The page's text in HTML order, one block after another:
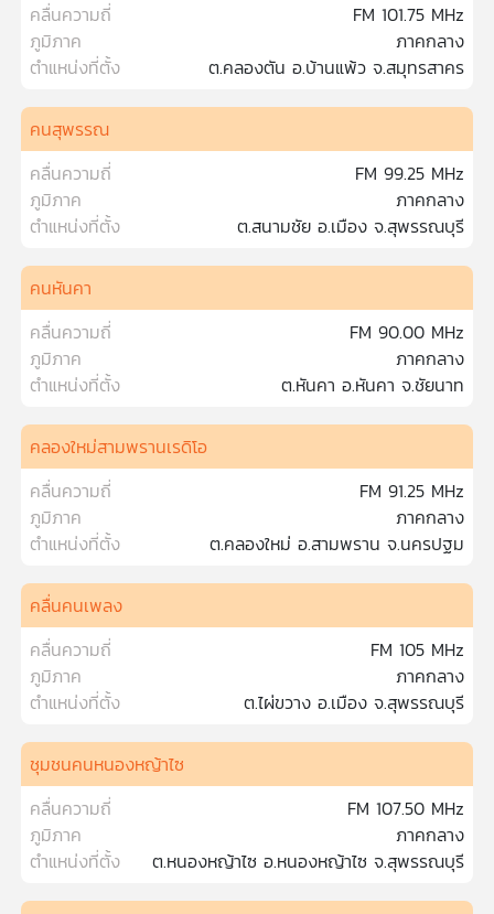
คลื่นความถี่
FM 101.75 MHz
ภูมิภาค
ภาคกลาง
ตำแหน่งที่ตั้ง
ต.คลองตัน อ.บ้านแพ้ว จ.สมุทรสาคร
คนสุพรรณ
คลื่นความถี่
FM 99.25 MHz
ภูมิภาค
ภาคกลาง
ตำแหน่งที่ตั้ง
ต.สนามชัย อ.เมือง จ.สุพรรณบุรี
คนหันคา
คลื่นความถี่
FM 90.00 MHz
ภูมิภาค
ภาคกลาง
ตำแหน่งที่ตั้ง
ต.หันคา อ.หันคา จ.ชัยนาท
คลองใหม่สามพรานเรดิโอ
คลื่นความถี่
FM 91.25 MHz
ภูมิภาค
ภาคกลาง
ตำแหน่งที่ตั้ง
ต.คลองใหม่ อ.สามพราน จ.นครปฐม
คลื่นคนเพลง
คลื่นความถี่
FM 105 MHz
ภูมิภาค
ภาคกลาง
ตำแหน่งที่ตั้ง
ต.ไผ่ขวาง อ.เมือง จ.สุพรรณบุรี
ชุมชนคนหนองหญ้าไซ
คลื่นความถี่
FM 107.50 MHz
ภูมิภาค
ภาคกลาง
ตำแหน่งที่ตั้ง
ต.หนองหญ้าไซ อ.หนองหญ้าไซ จ.สุพรรณบุรี